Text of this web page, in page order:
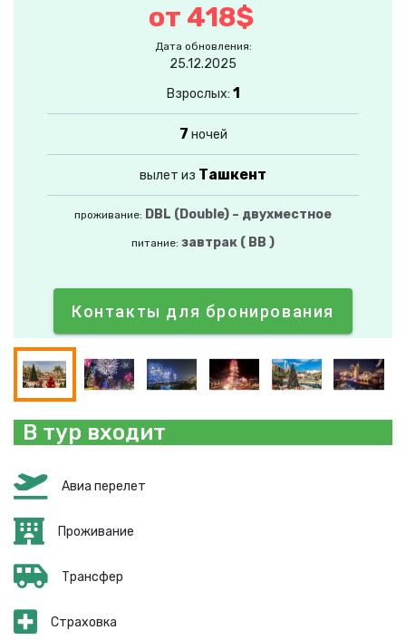
от 418$
Дата обновления:
25.12.2025
Взрослых: 1
7 ночей
вылет из Ташкент
проживание: DBL (Double) – двухместное
питание: завтрак ( BB )
Контакты для бронирования
В тур входит
Авиа перелет
Проживание
Трансфер
Страховка